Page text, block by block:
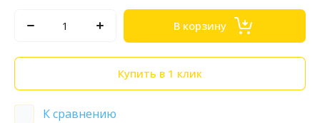
В корзину
Купить в 1 клик
К сравнению